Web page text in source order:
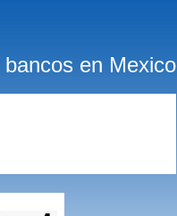
en Mexico